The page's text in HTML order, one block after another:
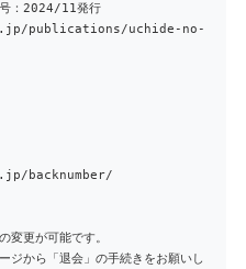
号：2024/11発行
publications/uchide-no-
backnumber/
変更が可能です。
ジから「退会」の手続きをお願いし